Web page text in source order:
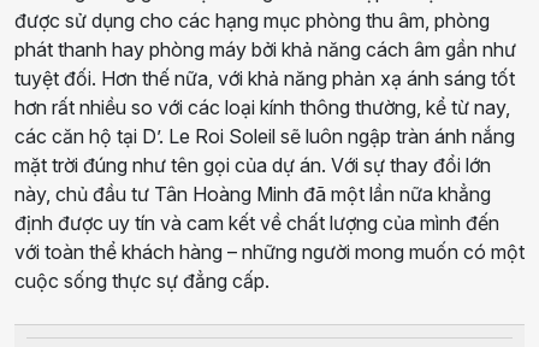
được sử dụng cho các hạng mục phòng thu âm, phòng
phát thanh hay phòng máy bởi khả năng cách âm gần như
tuyệt đối. Hơn thế nữa, với khả năng phản xạ ánh sáng tốt
hơn rất nhiều so với các loại kính thông thường, kể từ nay,
các căn hộ tại D’. Le Roi Soleil sẽ luôn ngập tràn ánh nắng
mặt trời đúng như tên gọi của dự án. Với sự thay đổi lớn
này, chủ đầu tư Tân Hoàng Minh đã một lần nữa khẳng
định được uy tín và cam kết về chất lượng của mình đến
với toàn thể khách hàng – những người mong muốn có một
cuộc sống thực sự đẳng cấp.